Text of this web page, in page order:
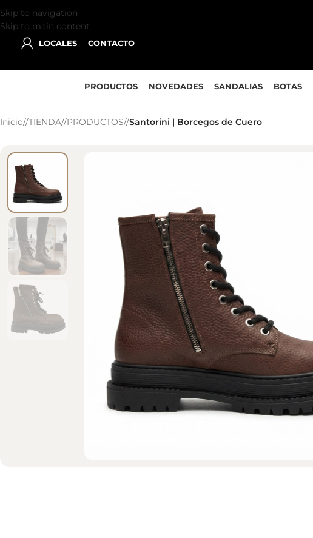
Skip to navigation
Skip to main content
LOCALES CONTACTO
PRODUCTOS NOVEDADES SANDALIAS BOTAS
Inicio/ TIENDA/ PRODUCTOS/ Santorini | Borcegos de Cuero